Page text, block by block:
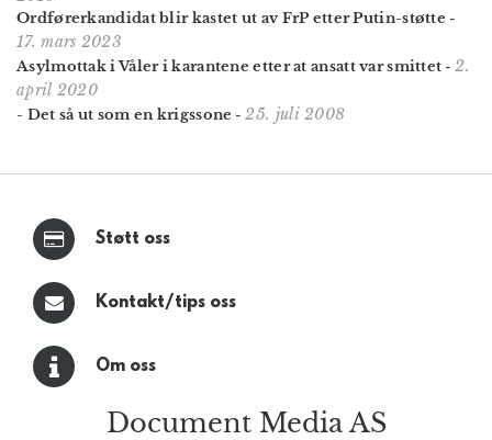
Ordførerkandidat blir kastet ut av FrP etter Putin-støtte -
17. mars 2023
Asylmottak i Våler i karantene etter at ansatt var smittet -2.
april 2020
- Det så ut som en krigssone -25. juli 2008
Støtt oss
Kontakt/tips oss
Om oss
Document Media AS